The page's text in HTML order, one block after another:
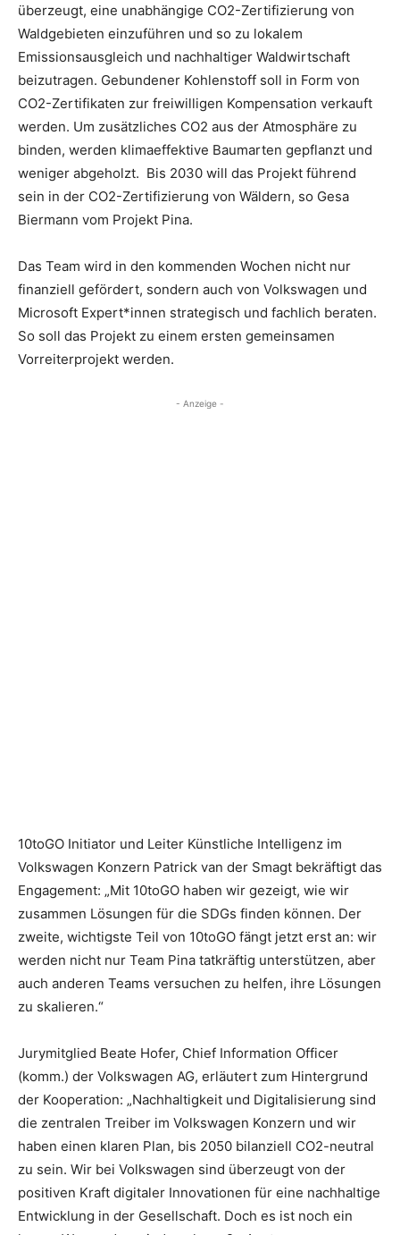
überzeugt, eine unabhängige CO2-Zertifizierung von
Waldgebieten einzuführen und so zu lokalem
Emissionsausgleich und nachhaltiger Waldwirtschaft
beizutragen. Gebundener Kohlenstoff soll in Form von
CO2-Zertifikaten zur freiwilligen Kompensation verkauft
werden. Um zusätzliches CO2 aus der Atmosphäre zu
binden, werden klimaeffektive Baumarten gepflanzt und
weniger abgeholzt. Bis 2030 will das Projekt führend
sein in der CO2-Zertifizierung von Wäldern, so Gesa
Biermann vom Projekt Pina.
Das Team wird in den kommenden Wochen nicht nur
finanziell gefördert, sondern auch von Volkswagen und
Microsoft Expert*innen strategisch und fachlich beraten.
So soll das Projekt zu einem ersten gemeinsamen
Vorreiterprojekt werden.
- Anzeige -
10toGO Initiator und Leiter Künstliche Intelligenz im
Volkswagen Konzern Patrick van der Smagt bekräftigt das
Engagement: „Mit 10toGO haben wir gezeigt, wie wir
zusammen Lösungen für die SDGs finden können. Der
zweite, wichtigste Teil von 10toGO fängt jetzt erst an: wir
werden nicht nur Team Pina tatkräftig unterstützen, aber
auch anderen Teams versuchen zu helfen, ihre Lösungen
zu skalieren.“
Jurymitglied Beate Hofer, Chief Information Officer
(komm.) der Volkswagen AG, erläutert zum Hintergrund
der Kooperation: „Nachhaltigkeit und Digitalisierung sind
die zentralen Treiber im Volkswagen Konzern und wir
haben einen klaren Plan, bis 2050 bilanziell CO2-neutral
zu sein. Wir bei Volkswagen sind überzeugt von der
positiven Kraft digitaler Innovationen für eine nachhaltige
Entwicklung in der Gesellschaft. Doch es ist noch ein